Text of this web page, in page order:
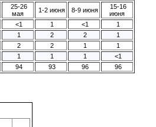
25-26
мая
1-2 июня 8-9 июня
15-16
июня
<1 1 <1
1
1 2 2
1
2 2 1
1
1 1 1
<1
94 93 96 96